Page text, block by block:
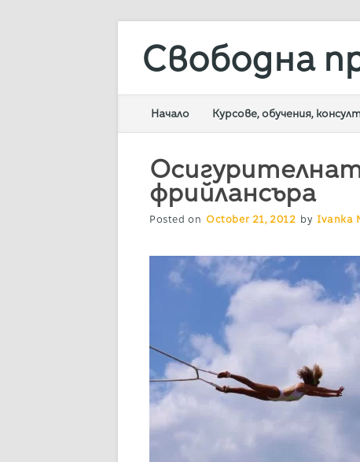
Свободна
Main menu
content
Начало Курсове, обучения,
фрийлансъра
Posted on October 21, 2012 by Ivanka